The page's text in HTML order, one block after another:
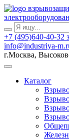
+7 (495)640-40-32
info@industriya-
г.Москва,
Каталог